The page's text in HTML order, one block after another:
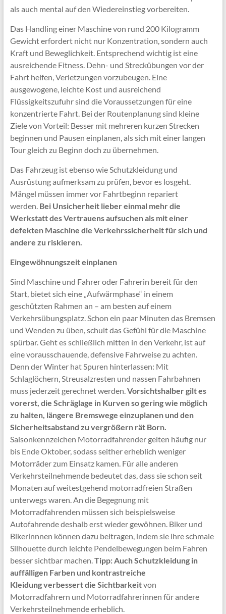
als auch mental auf den Wiedereinstieg vorbereiten.
Das Handling einer Maschine von rund 200 Kilogramm
Gewicht erfordert nicht nur Konzentration, sondern auch
Kraft und Beweglichkeit. Entsprechend wichtig ist eine
ausreichende Fitness. Dehn- und Streckübungen vor der
Fahrt helfen, Verletzungen vorzubeugen. Eine
ausgewogene, leichte Kost und ausreichend
Flüssigkeitszufuhr sind die Voraussetzungen für eine
konzentrierte Fahrt. Bei der Routenplanung sind kleine
Ziele von Vorteil: Besser mit mehreren kurzen Strecken
beginnen und Pausen einplanen, als sich mit einer langen
Tour gleich zu Beginn doch zu übernehmen.
Das Fahrzeug ist ebenso wie Schutzkleidung und
Ausrüstung aufmerksam zu prüfen, bevor es losgeht.
Mängel müssen immer vor Fahrtbeginn repariert
werden. Bei Unsicherheit lieber einmal mehr die
Werkstatt des Vertrauens aufsuchen als mit einer
defekten Maschine die Verkehrssicherheit für sich und
andere zu riskieren.
Eingewöhnungszeit einplanen
Sind Maschine und Fahrer oder Fahrerin bereit für den
Start, bietet sich eine „Aufwärmphase“ in einem
geschützten Rahmen an – am besten auf einem
Verkehrsübungsplatz. Schon ein paar Minuten das Bremsen
und Wenden zu üben, schult das Gefühl für die Maschine
spürbar. Geht es schließlich mitten in den Verkehr, ist auf
eine vorausschauende, defensive Fahrweise zu achten.
Denn der Winter hat Spuren hinterlassen: Mit
Schlaglöchern, Streusalzresten und nassen Fahrbahnen
muss jederzeit gerechnet werden. Vorsichtshalber gilt es
vorerst, die Schräglage in Kurven so gering wie möglich
zu halten, längere Bremswege einzuplanen und den
Sicherheitsabstand zu vergrößern rät Born.
Saisonkennzeichen Motorradfahrender gelten häufig nur
bis Ende Oktober, sodass seither erheblich weniger
Motorräder zum Einsatz kamen. Für alle anderen
Verkehrsteilnehmende bedeutet das, dass sie schon seit
Monaten auf weitestgehend motorradfreien Straßen
unterwegs waren. An die Begegnung mit
Motorradfahrenden müssen sich beispielsweise
Autofahrende deshalb erst wieder gewöhnen. Biker und
Bikerinnnen können dazu beitragen, indem sie ihre schmale
Silhouette durch leichte Pendelbewegungen beim Fahren
besser sichtbar machen. Tipp: Auch Schutzkleidung in
auffälligen Farben und kontrastreiche
Kleidung verbessert die Sichtbarkeitvon
Motorradfahrern und Motorradfahrerinnen für andere
Verkehrsteilnehmende erheblich.